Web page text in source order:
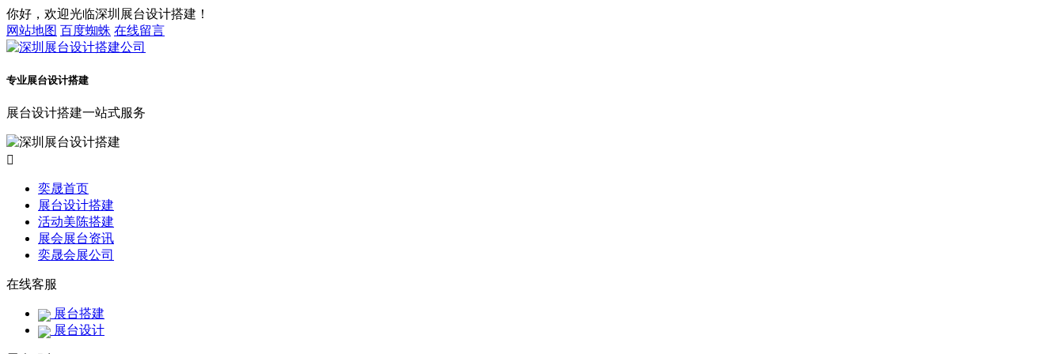
你好，欢迎光临深圳展台设计搭建！
网站地图 百度蜘蛛 在线留言
专业展台设计搭建
展台设计搭建一站式服务

奕晟首页
展台设计搭建
活动美陈搭建
展会展台资讯
奕晟会展公司
在线客服
展台搭建
展台设计